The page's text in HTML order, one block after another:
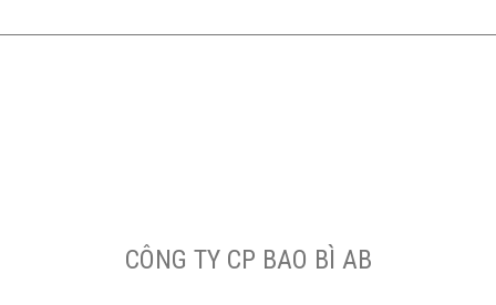
CÔNG TY CP BAO BÌ AB